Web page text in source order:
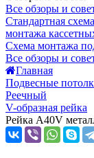
Все обзоры и
Стандартная
монтажа
Схема монтажа
Все обзоры и
Главная
Подвесные
Реечный
V-образная рейка
Рейка A40V